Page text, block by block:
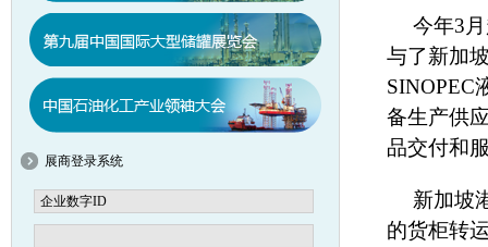
展商登录系统
今年3
与了新加
SINOPEC
备生产供
品交付和
新加坡
的货柜转